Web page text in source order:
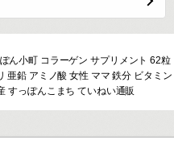
ん小町 コラーゲン サプリメント 62粒
亜鉛 アミノ酸 女性 ママ 鉄分 ビタミン
すっぽんこまち ていねい通販